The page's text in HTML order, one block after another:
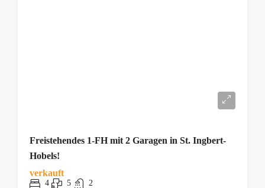
Freistehendes 1-FH mit 2 Garagen in St. Ingbert-
Hobels!
verkauft
4 5 2